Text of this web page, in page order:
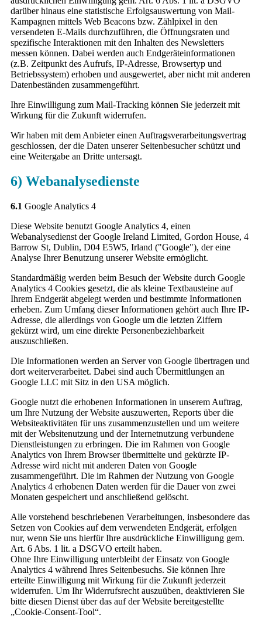
darüber hinaus eine statistische Erfolgsauswertung von Mail-
Kampagnen mittels Web Beacons bzw. Zählpixel in den
versendeten E-Mails durchzuführen, die Öffnungsraten und
spezifische Interaktionen mit den Inhalten des Newsletters
messen können. Dabei werden auch Endgeräteinformationen
(z.B. Zeitpunkt des Aufrufs, IP-Adresse, Browsertyp und
Betriebssystem) erhoben und ausgewertet, aber nicht mit anderen
Datenbeständen zusammengeführt.
Ihre Einwilligung zum Mail-Tracking können Sie jederzeit mit
Wirkung für die Zukunft widerrufen.
Wir haben mit dem Anbieter einen Auftragsverarbeitungsvertrag
geschlossen, der die Daten unserer Seitenbesucher schützt und
eine Weitergabe an Dritte untersagt.
6) Webanalysedienste
6.1 Google Analytics 4
Diese Website benutzt Google Analytics 4, einen
Webanalysedienst der Google Ireland Limited, Gordon House, 4
Barrow St, Dublin, D04 E5W5, Irland ("Google"), der eine
Analyse Ihrer Benutzung unserer Website ermöglicht.
Standardmäßig werden beim Besuch der Website durch Google
Analytics 4 Cookies gesetzt, die als kleine Textbausteine auf
Ihrem Endgerät abgelegt werden und bestimmte Informationen
erheben. Zum Umfang dieser Informationen gehört auch Ihre IP-
Adresse, die allerdings von Google um die letzten Ziffern
gekürzt wird, um eine direkte Personenbeziehbarkeit
auszuschließen.
Die Informationen werden an Server von Google übertragen und
dort weiterverarbeitet. Dabei sind auch Übermittlungen an
Google LLC mit Sitz in den USA möglich.
Google nutzt die erhobenen Informationen in unserem Auftrag,
um Ihre Nutzung der Website auszuwerten, Reports über die
Websiteaktivitäten für uns zusammenzustellen und um weitere
mit der Websitenutzung und der Internetnutzung verbundene
Dienstleistungen zu erbringen. Die im Rahmen von Google
Analytics von Ihrem Browser übermittelte und gekürzte IP-
Adresse wird nicht mit anderen Daten von Google
zusammengeführt. Die im Rahmen der Nutzung von Google
Analytics 4 erhobenen Daten werden für die Dauer von zwei
Monaten gespeichert und anschließend gelöscht.
Alle vorstehend beschriebenen Verarbeitungen, insbesondere das
Setzen von Cookies auf dem verwendeten Endgerät, erfolgen
nur, wenn Sie uns hierfür Ihre ausdrückliche Einwilligung gem.
Art. 6 Abs. 1 lit. a DSGVO erteilt haben.
Ohne Ihre Einwilligung unterbleibt der Einsatz von Google
Analytics 4 während Ihres Seitenbesuchs. Sie können Ihre
erteilte Einwilligung mit Wirkung für die Zukunft jederzeit
widerrufen. Um Ihr Widerrufsrecht auszuüben, deaktivieren Sie
bitte diesen Dienst über das auf der Website bereitgestellte
„Cookie-Consent-Tool“.